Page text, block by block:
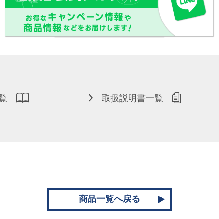
取扱説明書一覧
商品一覧へ戻る